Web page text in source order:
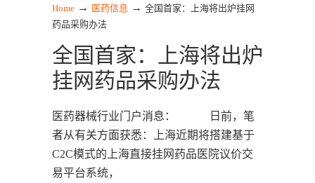
Home → 医药信息 → 全国首家：上海将出炉挂网
药品采购办法
全国首家：上海将出炉
挂网药品采购办法
医药器械行业门户消息： 日前，笔
者从有关方面获悉：上海近期将搭建基于
C2C模式的上海直接挂网药品医院议价交
易平台系统，